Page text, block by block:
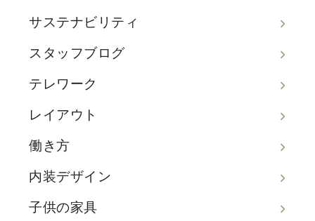
サステナビリティ
スタッフブログ
テレワーク
レイアウト
働き方
内装デザイン
子供の家具